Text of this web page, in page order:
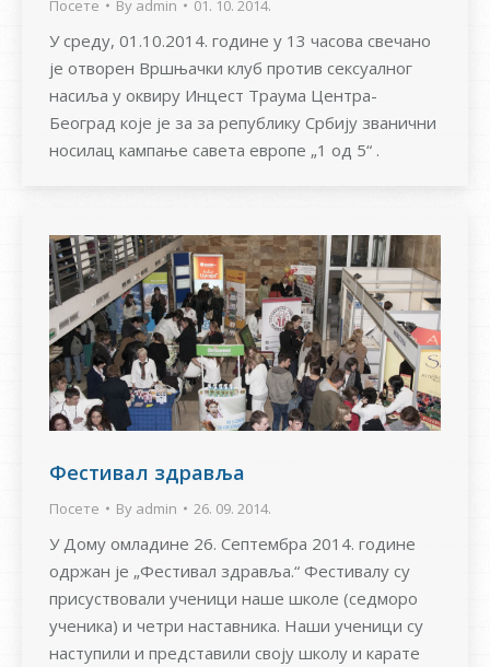
Посете By admin 01. 10. 2014.
У среду, 01.10.2014. године у 13 часова свечано
је отворен Вршњачки клуб против сексуалног
насиља у оквиру Инцест Траума Центра-
Београд које је за за републику Србију званични
носилац кампање савета европе „1 од 5“ .
Фестивал здравља
Посете By admin 26. 09. 2014.
У Дому омладине 26. Септембра 2014. године
одржан је „Фестивал здравља.“ Фестивалу су
присуствовали ученици наше школе (седморо
ученика) и четри наставника. Наши ученици су
наступили и представили своју школу и карате